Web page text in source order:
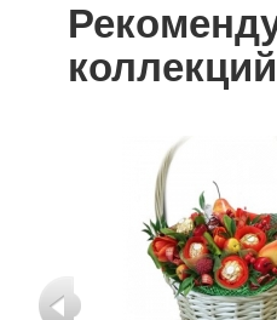
коллекций